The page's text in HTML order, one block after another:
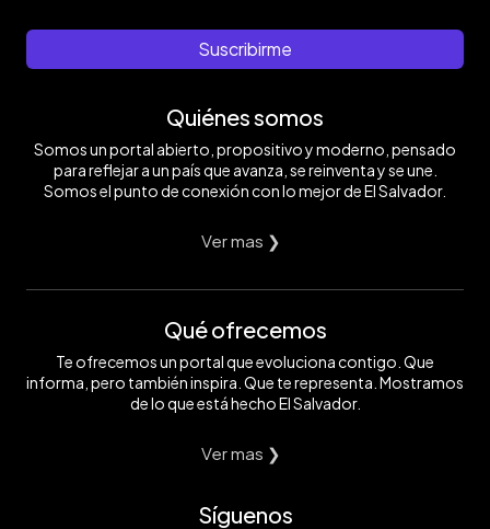
Suscribirme
Quiénes somos
Somos un portal abierto, propositivo y moderno, pensado
para reflejar a un país que avanza, se reinventa y se une.
Somos el punto de conexión con lo mejor de El Salvador.
Ver mas ❯
Qué ofrecemos
Te ofrecemos un portal que evoluciona contigo. Que
informa, pero también inspira. Que te representa. Mostramos
de lo que está hecho El Salvador.
Ver mas ❯
Síguenos